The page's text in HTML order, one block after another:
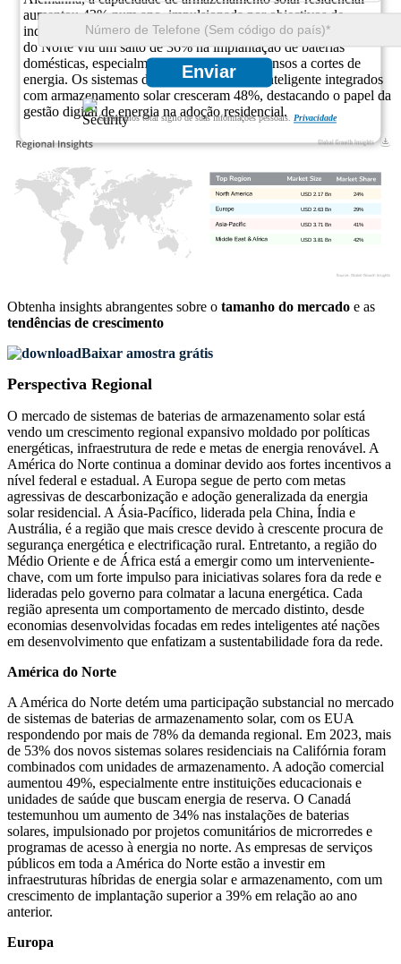
Enviar
Garantimos total sigilo de suas informações pessoais. Privacidade
aumentou 43% num ano, impulsionada por objectivos de
independência energética e revisões de tarifas feed-in. A América
do Norte viu um salto de 36% na implantação de baterias
domésticas, especialmente em estados propensos a cortes de
energia. Os sistemas de energia doméstica inteligente integrados
com armazenamento solar cresceram 48%, destacando o papel da
gestão digital de energia na adoção residencial.
42%
USD 3.81 Bn
41%
USD 3.71 Bn
29%
USD 2.63 Bn
24%
USD 2.17 Bn
Obtenha insights abrangentes sobre o tamanho do mercado e as
tendências de crescimento
Baixar amostra grátis
Perspectiva Regional
O mercado de sistemas de baterias de armazenamento solar está
vendo um crescimento regional expansivo moldado por políticas
energéticas, infraestrutura de rede e metas de energia renovável. A
América do Norte continua a dominar devido aos fortes incentivos a
nível federal e estadual. A Europa segue de perto com metas
agressivas de descarbonização e adoção generalizada da energia
solar residencial. A Ásia-Pacífico, liderada pela China, Índia e
Austrália, é a região que mais cresce devido à crescente procura de
segurança energética e electrificação rural. Entretanto, a região do
Médio Oriente e de África está a emergir como um interveniente-
chave, com um forte impulso para iniciativas solares fora da rede e
lideradas pelo governo para colmatar a lacuna energética. Cada
região apresenta um comportamento de mercado distinto, desde
economias desenvolvidas focadas em redes inteligentes até nações
em desenvolvimento que enfatizam a sustentabilidade fora da rede.
América do Norte
A América do Norte detém uma participação substancial no mercado
de sistemas de baterias de armazenamento solar, com os EUA
respondendo por mais de 78% da demanda regional. Em 2023, mais
de 53% dos novos sistemas solares residenciais na Califórnia foram
combinados com unidades de armazenamento. A adoção comercial
aumentou 49%, especialmente entre instituições educacionais e
unidades de saúde que buscam energia de reserva. O Canadá
testemunhou um aumento de 34% nas instalações de baterias
solares, impulsionado por projetos comunitários de microrredes e
programas de acesso à energia no norte. As empresas de serviços
públicos em toda a América do Norte estão a investir em
infraestruturas híbridas de energia solar e armazenamento, com um
crescimento de implantação superior a 39% em relação ao ano
anterior.
Europa